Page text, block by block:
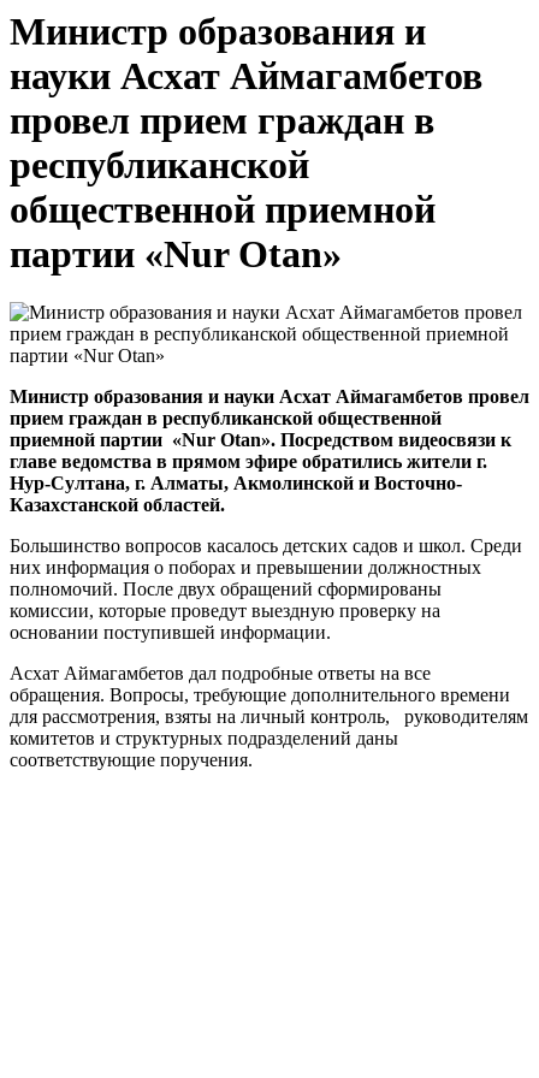
Министр образования и
науки Асхат Аймагамбетов
провел прием граждан в
республиканской
общественной приемной
партии «Nur Otan»
Министр образования и науки Асхат Аймагамбетов провел
прием граждан в республиканской общественной
приемной партии «Nur Otan». Посредством видеосвязи к
главе ведомства в прямом эфире обратились жители г.
Нур-Султана, г. Алматы, Акмолинской и Восточно-
Казахстанской областей.
Большинство вопросов касалось детских садов и школ. Среди
них информация о поборах и превышении должностных
полномочий. После двух обращений сформированы
комиссии, которые проведут выездную проверку на
основании поступившей информации.
Асхат Аймагамбетов дал подробные ответы на все
обращения. Вопросы, требующие дополнительного времени
для рассмотрения, взяты на личный контроль, руководителям
комитетов и структурных подразделений даны
соответствующие поручения.